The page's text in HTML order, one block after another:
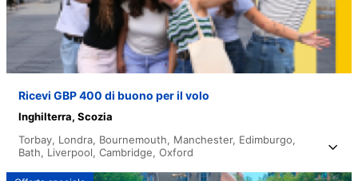
Ricevi GBP 400 di buono per il volo
Inghilterra, Scozia
Torbay, Londra, Bournemouth, Manchester, Edimburgo,
Bath, Liverpool, Cambridge, Oxford